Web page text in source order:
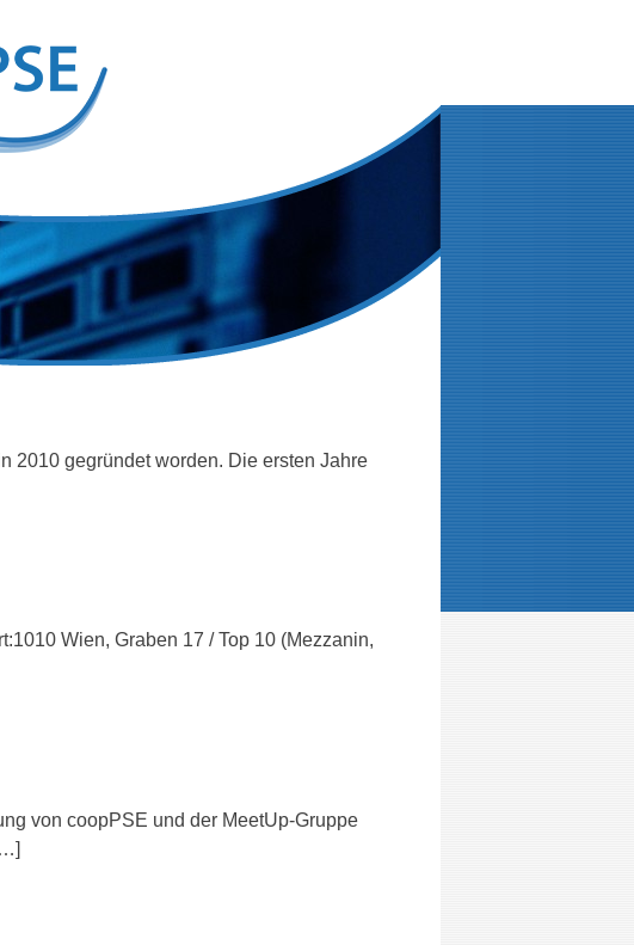
2010 gegründet worden. Die ersten Jahre
Wien, Graben 17 / Top 10 (Mezzanin,
von coopPSE und der MeetUp-Gruppe